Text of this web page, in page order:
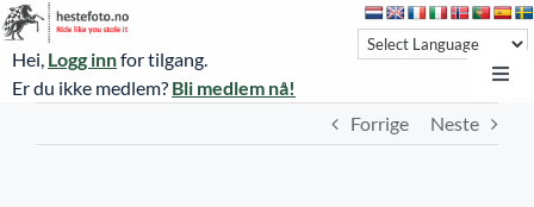
Skip
to
content
Hei, Logg innfor tilgang.
Er du ikke medlem? Bli medlem nå!
Forrige Neste